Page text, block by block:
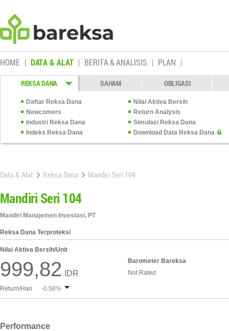
HOME DATA & ALAT BERITA & ANALISIS PLAN
REKSA DANA SAHAM OBLIGASI
Daftar Reksa Dana
Nilai Aktiva Bersih
Newcomers
Return Analysis
Industri Reksa Dana
Simulasi Reksa Dana
Indeks Reksa Dana
Download Data Reksa Dana
Data & Alat Reksa Dana Mandiri Seri 104
Mandiri Seri 104
Mandiri Manajemen Investasi, PT
Reksa Dana Terproteksi
Nilai Aktiva Bersih/Unit
999,82 IDR
Barometer Bareksa
Not Rated
Return/Hari -0,58%
Performance